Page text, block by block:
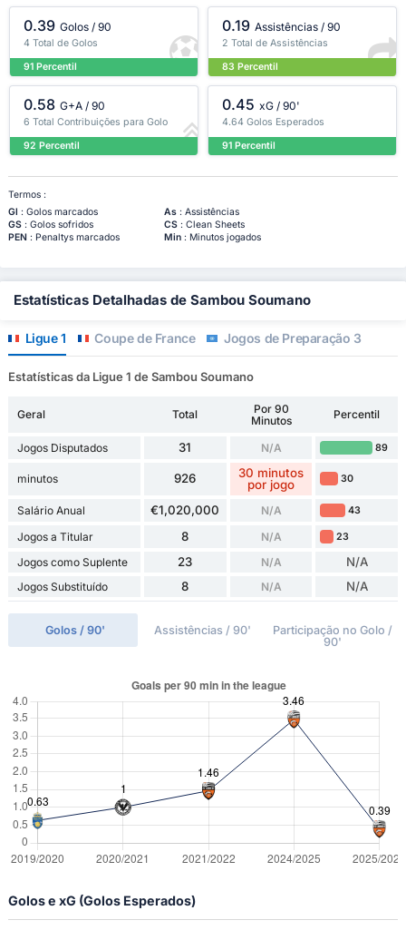
0.39 Golos / 90
4 Total de Golos
91 Percentil
0.19 Assistências / 90
2 Total de Assistências
83 Percentil
0.58 G+A / 90
6 Total Contribuições para Golo
92 Percentil
0.45 xG / 90'
4.64 Golos Esperados
91 Percentil
Termos :
Gl : Golos marcados As: Assistências
GS: Golos sofridos CS: Clean Sheets
PEN: Penaltys marcados Min: Minutos jogados
Estatísticas Detalhadas de Sambou Soumano
Ligue 1 Coupe de France Jogos de Preparação 3
Estatísticas da Ligue 1 de Sambou Soumano
Geral Total
Por 90
Minutos
Percentil
Jogos Disputados 31 N/A 89
minutos 926
30 minutos
por jogo
30
Salário Anual €1,020,000 N/A 43
Jogos a Titular 8 N/A 23
Jogos como Suplente 23 N/A N/A
Jogos Substituído 8 N/A N/A
Golos / 90' Assistências / 90'
Participação no Golo /
90'
Golos e xG (Golos Esperados)